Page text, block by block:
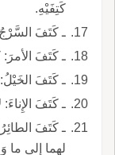
كَتِفَيْهِ.
ـ كَتَفَ السَّرْجُ
ـ كَتَفَ
ـ كَتَفَ
ـ كَتَفَ
ـ كَتَفَ الطائِرُ
لهما إلى ما